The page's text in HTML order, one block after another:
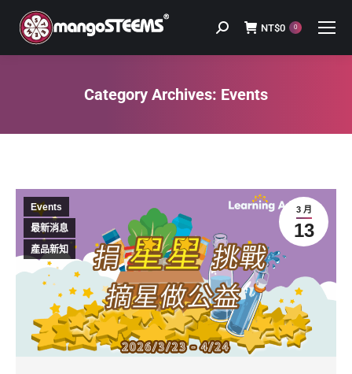
Search: NT$0 0
Category Archives: Events
3 月
13
Events
最新消息
產品新知